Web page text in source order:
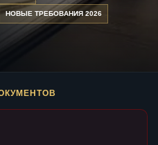
НОВЫЕ ТРЕБОВАНИЯ 2026